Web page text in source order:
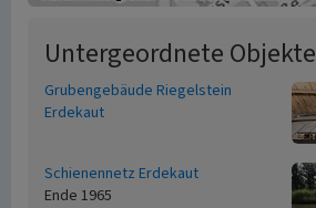
Untergeordnete Objekte
Grubengebäude Riegelstein
Erdekaut
Schienennetz Erdekaut
Ende 1965